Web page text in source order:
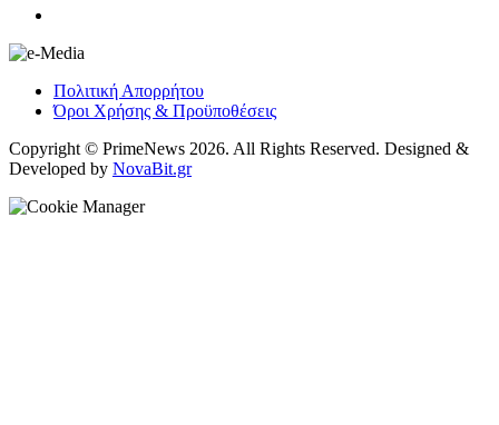
Πολιτική Απορρήτου
Όροι Χρήσης & Προϋποθέσεις
Copyright © PrimeNews 2026. All Rights Reserved. Designed &
Developed by NovaBit.gr